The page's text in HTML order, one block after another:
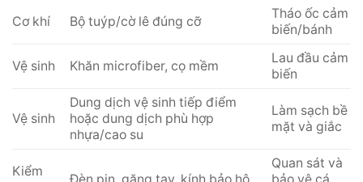
Cơ khí Bộ tuýp/cờ lê đúng cỡ
Tháo ốc cảm
biến/bánh
Vệ sinh Khăn microfiber, cọ mềm
Lau đầu cảm
biến
Vệ sinh
Dung dịch vệ sinh tiếp điểm
hoặc dung dịch phù hợp
nhựa/cao su
Làm sạch bề
mặt và giắc
Kiểm
Quan sát và